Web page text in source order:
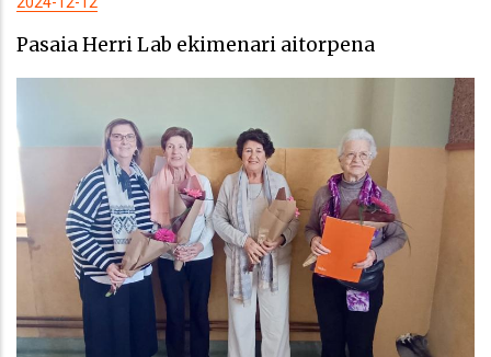
Pasaia Herri Lab ekimenari aitorpena